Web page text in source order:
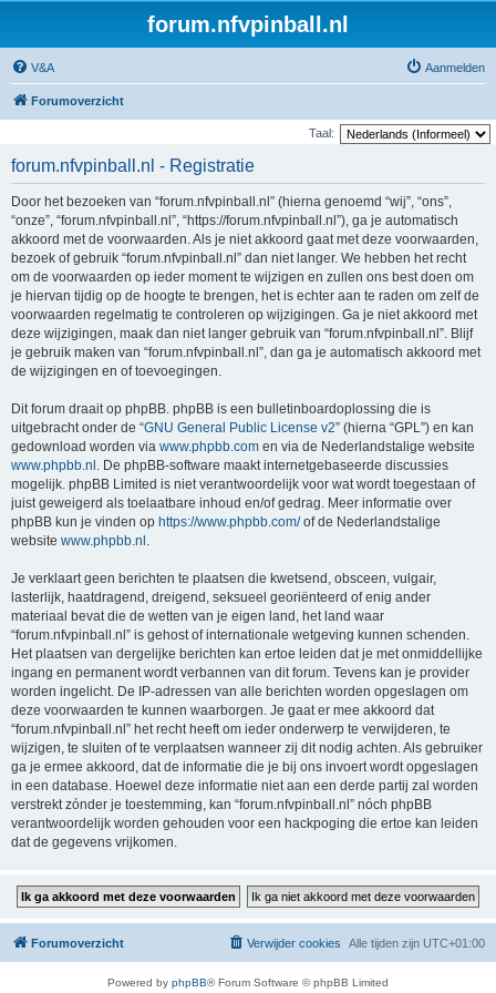
forum.nfvpinball.nl
V&A Aanmelden
Forumoverzicht
Taal:
forum.nfvpinball.nl - Registratie
Door het bezoeken van “forum.nfvpinball.nl” (hierna genoemd “wij”, “ons”,
“onze”, “forum.nfvpinball.nl”, “https://forum.nfvpinball.nl”), ga je automatisch
akkoord met de voorwaarden. Als je niet akkoord gaat met deze voorwaarden,
bezoek of gebruik “forum.nfvpinball.nl” dan niet langer. We hebben het recht
om de voorwaarden op ieder moment te wijzigen en zullen ons best doen om
je hiervan tijdig op de hoogte te brengen, het is echter aan te raden om zelf de
voorwaarden regelmatig te controleren op wijzigingen. Ga je niet akkoord met
deze wijzigingen, maak dan niet langer gebruik van “forum.nfvpinball.nl”. Blijf
je gebruik maken van “forum.nfvpinball.nl”, dan ga je automatisch akkoord met
de wijzigingen en of toevoegingen.
Dit forum draait op phpBB. phpBB is een bulletinboardoplossing die is
uitgebracht onder de “GNU General Public License v2” (hierna “GPL”) en kan
gedownload worden via www.phpbb.com en via de Nederlandstalige website
www.phpbb.nl . De phpBB-software maakt internetgebaseerde discussies
mogelijk. phpBB Limited is niet verantwoordelijk voor wat wordt toegestaan of
juist geweigerd als toelaatbare inhoud en/of gedrag. Meer informatie over
phpBB kun je vinden op https://www.phpbb.com/of de Nederlandstalige
website www.phpbb.nl .
Je verklaart geen berichten te plaatsen die kwetsend, obsceen, vulgair,
lasterlijk, haatdragend, dreigend, seksueel georiënteerd of enig ander
materiaal bevat die de wetten van je eigen land, het land waar
“forum.nfvpinball.nl” is gehost of internationale wetgeving kunnen schenden.
Het plaatsen van dergelijke berichten kan ertoe leiden dat je met onmiddellijke
ingang en permanent wordt verbannen van dit forum. Tevens kan je provider
worden ingelicht. De IP-adressen van alle berichten worden opgeslagen om
deze voorwaarden te kunnen waarborgen. Je gaat er mee akkoord dat
“forum.nfvpinball.nl” het recht heeft om ieder onderwerp te verwijderen, te
wijzigen, te sluiten of te verplaatsen wanneer zij dit nodig achten. Als gebruiker
ga je ermee akkoord, dat de informatie die je bij ons invoert wordt opgeslagen
in een database. Hoewel deze informatie niet aan een derde partij zal worden
verstrekt zónder je toestemming, kan “forum.nfvpinball.nl” nóch phpBB
verantwoordelijk worden gehouden voor een hackpoging die ertoe kan leiden
dat de gegevens vrijkomen.
Forumoverzicht Alle tijden zijn UTC+01:00
Verwijder cookies
Powered by phpBB® Forum Software © phpBB Limited